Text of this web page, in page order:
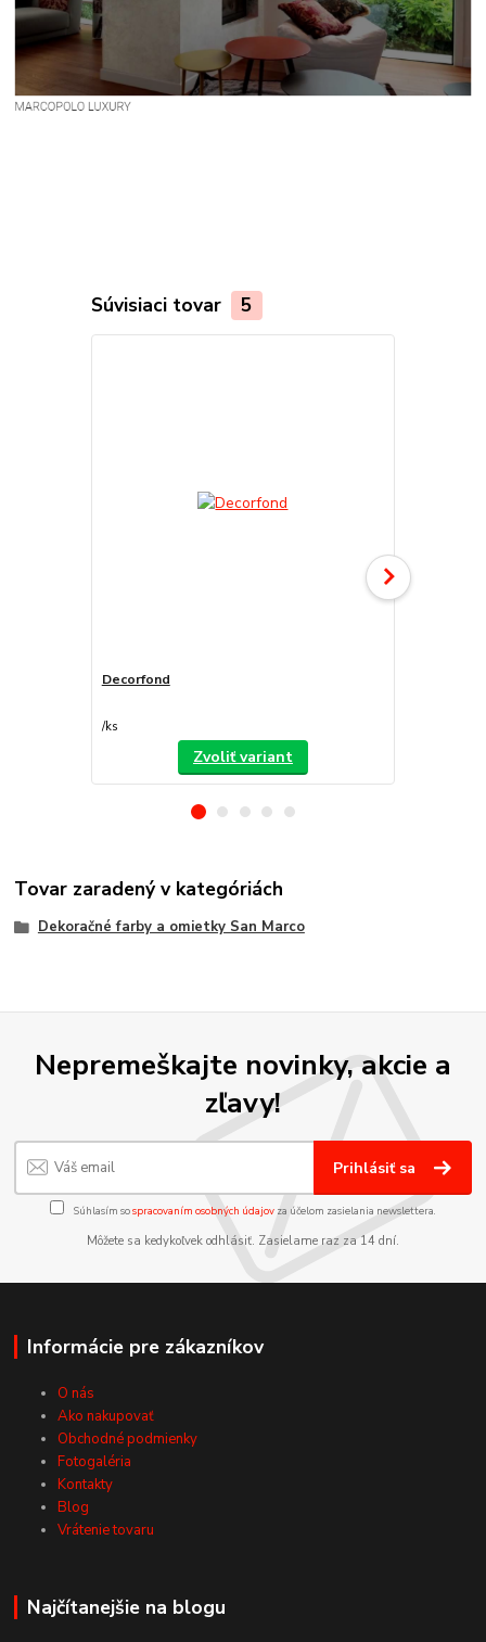
Súvisiaci tovar 5
Decorfond
/ks
Zvoliť variant
Tovar zaradený v kategóriách
Dekoračné farby a omietky San Marco
Nepremeškajte novinky, akcie a
zľavy!
Prihlásiť sa
Súhlasím sospracovaním osobných údajov za účelom zasielania newslettera.
Môžete sa kedykoľvek odhlásiť. Zasielame raz za 14 dní.
Informácie pre zákazníkov
O nás
Ako nakupovať
Obchodné podmienky
Fotogaléria
Kontakty
Blog
Vrátenie tovaru
Najčítanejšie na blogu